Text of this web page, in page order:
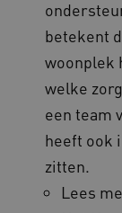
betekent
woonplek
welke
een team
heeft ook
zitten.
Lees